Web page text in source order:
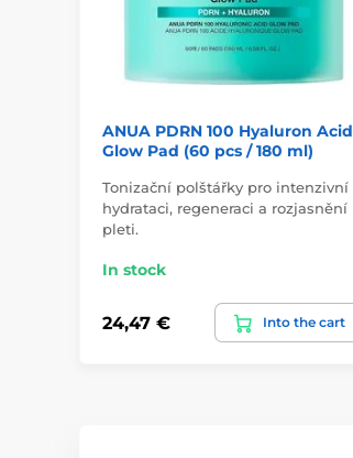
ANUA PDRN 100 Hyaluron Acid
Glow Pad (60 pcs / 180 ml)
Tonizační polštářky pro intenzivní
hydrataci, regeneraci a rozjasnění
pleti.
In stock
24,47 € Into the cart